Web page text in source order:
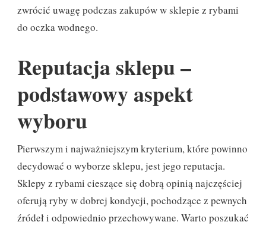
zwrócić uwagę podczas zakupów w sklepie z rybami
do oczka wodnego.
Reputacja sklepu –
podstawowy aspekt
wyboru
Pierwszym i najważniejszym kryterium, które powinno
decydować o wyborze sklepu, jest jego reputacja.
Sklepy z rybami cieszące się dobrą opinią najczęściej
oferują ryby w dobrej kondycji, pochodzące z pewnych
źródeł i odpowiednio przechowywane. Warto poszukać